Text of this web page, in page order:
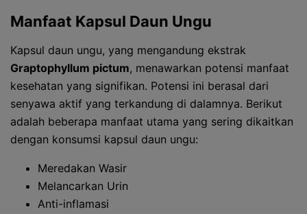
Manfaat Kapsul Daun Ungu
Kapsul daun ungu, yang mengandung ekstrak
Graptophyllum pictum, menawarkan potensi manfaat
kesehatan yang signifikan. Potensi ini berasal dari
senyawa aktif yang terkandung di dalamnya. Berikut
adalah beberapa manfaat utama yang sering dikaitkan
dengan konsumsi kapsul daun ungu:
Meredakan Wasir
Melancarkan Urin
Anti-inflamasi